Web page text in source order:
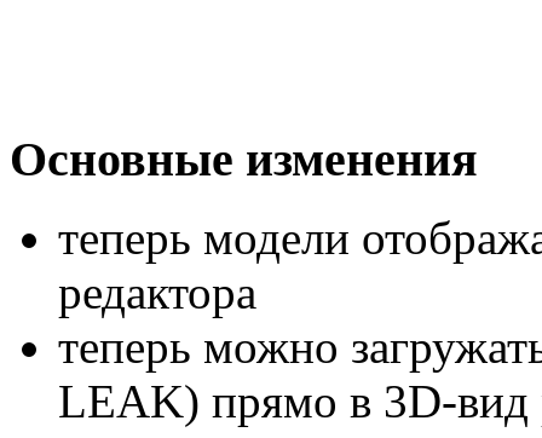
Основные изменения
теперь модели
редактора
теперь можно
LEAK) прямо в 3D-вид